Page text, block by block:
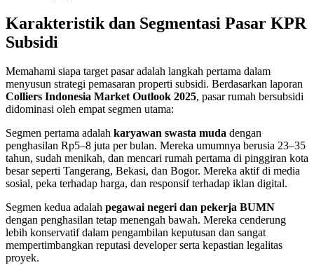
Karakteristik dan Segmentasi Pasar KPR
Subsidi
Memahami siapa target pasar adalah langkah pertama dalam
menyusun strategi pemasaran properti subsidi. Berdasarkan laporan
Colliers Indonesia Market Outlook 2025, pasar rumah bersubsidi
didominasi oleh empat segmen utama:
Segmen pertama adalah karyawan swasta muda dengan
penghasilan Rp5–8 juta per bulan. Mereka umumnya berusia 23–35
tahun, sudah menikah, dan mencari rumah pertama di pinggiran kota
besar seperti Tangerang, Bekasi, dan Bogor. Mereka aktif di media
sosial, peka terhadap harga, dan responsif terhadap iklan digital.
Segmen kedua adalah pegawai negeri dan pekerja BUMN
dengan penghasilan tetap menengah bawah. Mereka cenderung
lebih konservatif dalam pengambilan keputusan dan sangat
mempertimbangkan reputasi developer serta kepastian legalitas
proyek.